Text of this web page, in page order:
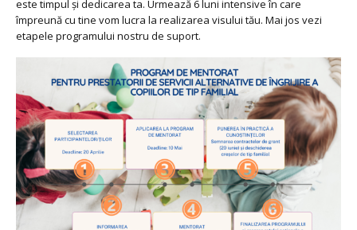
este timpul și dedicarea ta. Urmează 6 luni intensive în care
împreună cu tine vom lucra la realizarea visului tău. Mai jos vezi
etapele programului nostru de suport.